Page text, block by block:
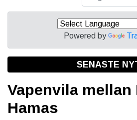
Powered by
SENASTE
Vapenvila mellan
Hamas